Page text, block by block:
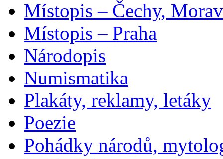
Místopis – Čechy,
Místopis – Praha
Národopis
Numismatika
Plakáty, reklamy, letáky
Poezie
Pohádky národů,